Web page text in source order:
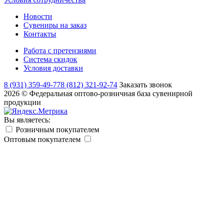
Новости
Сувениры на заказ
Контакты
Работа с претензиями
Система скидок
Условия доставки
8 (931) 359-49-778 (812) 321-92-74 Заказать звонок
2026 © Федеральная оптово-розничная база сувенирной
продукции
Вы являетесь:
Розничным покупателем
Оптовым покупателем